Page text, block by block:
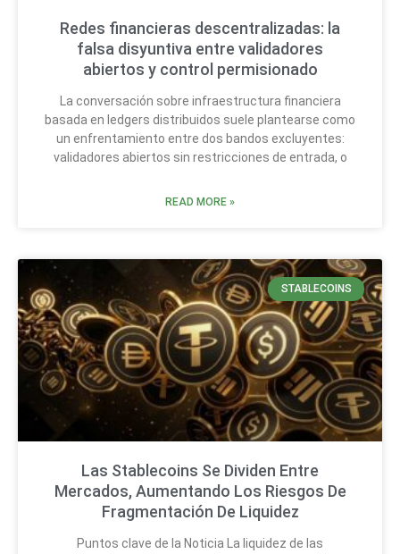
Redes financieras descentralizadas: la
falsa disyuntiva entre validadores
abiertos y control permisionado
La conversación sobre infraestructura financiera
basada en ledgers distribuidos suele plantearse como
un enfrentamiento entre dos bandos excluyentes:
validadores abiertos sin restricciones de entrada, o
READ MORE »
STABLECOINS
Las Stablecoins Se Dividen Entre
Mercados, Aumentando Los Riesgos De
Fragmentación De Liquidez
Puntos clave de la Noticia La liquidez de las